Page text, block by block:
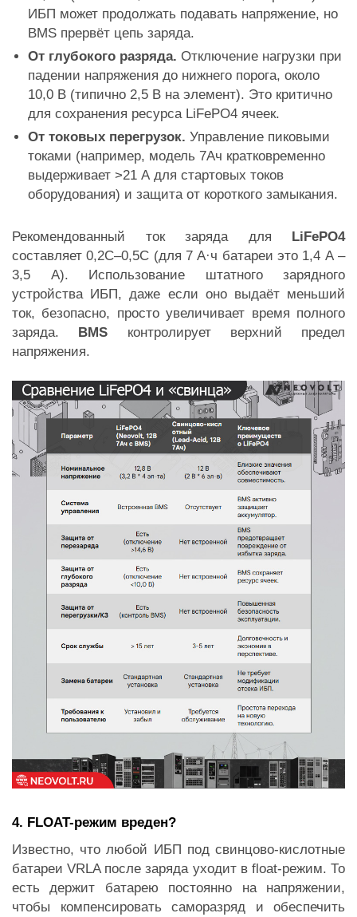
ИБП может продолжать подавать напряжение, но
BMS прервёт цепь заряда.
От глубокого разряда. Отключение нагрузки при
падении напряжения до нижнего порога, около
10,0 В (типично 2,5 В на элемент). Это критично
для сохранения ресурса LiFePO4 ячеек.
От токовых перегрузок. Управление пиковыми
токами (например, модель 7Ач кратковременно
выдерживает >21 А для стартовых токов
оборудования) и защита от короткого замыкания.
Рекомендованный ток заряда для LiFePO4
составляет 0,2C–0,5C (для 7 А·ч батареи это 1,4 А –
3,5 А). Использование штатного зарядного
устройства ИБП, даже если оно выдаёт меньший
ток, безопасно, просто увеличивает время полного
заряда. BMS контролирует верхний предел
напряжения.
4. FLOAT-режим вреден?
Известно, что любой ИБП под свинцово-кислотные
батареи VRLA после заряда уходит в float-режим. То
есть держит батарею постоянно на напряжении,
чтобы компенсировать саморазряд и обеспечить